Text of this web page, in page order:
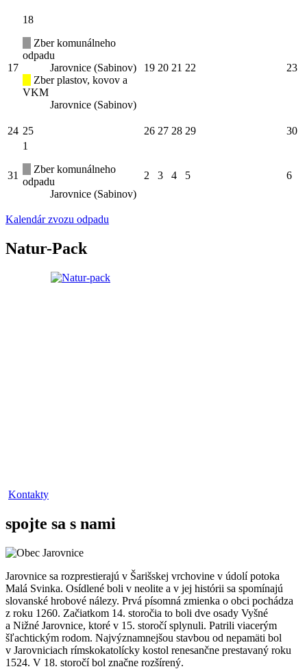
17
18
Zber komunálneho
odpadu
Jarovnice (Sabinov)
Zber plastov, kovov a
VKM
Jarovnice (Sabinov)
19 20 21 22 23
24 25 26 27 28 29 30
31
1
Zber komunálneho
odpadu
Jarovnice (Sabinov)
2 3 4 5 6
Kalendár zvozu odpadu
Natur-Pack
Kontakty
spojte sa s nami
Jarovnice sa rozprestierajú v Šarišskej vrchovine v údolí potoka
Malá Svinka. Osídlené boli v neolite a v jej histórii sa spomínajú
slovanské hrobové nálezy. Prvá písomná zmienka o obci pochádza
z roku 1260. Začiatkom 14. storočia to boli dve osady Vyšné
a Nižné Jarovnice, ktoré v 15. storočí splynuli. Patrili viacerým
šľachtickým rodom. Najvýznamnejšou stavbou od nepamäti bol
v Jarovniciach rímskokatolícky kostol renesančne prestavaný roku
1524. V 18. storočí bol značne rozšírený.